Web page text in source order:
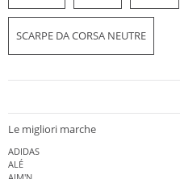
SCARPE DA CORSA NEUTRE
Le migliori marche
ADIDAS
ALÉ